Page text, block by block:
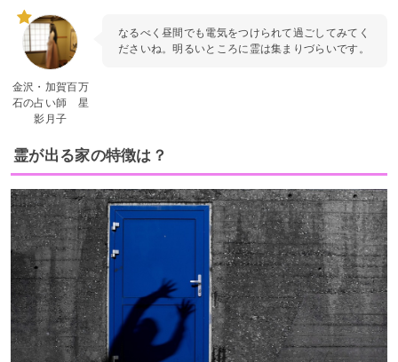
金沢・加賀百万
石の占い師 星
影月子
なるべく昼間でも電気をつけられて過ごしてみてく
ださいね。明るいところに霊は集まりづらいです。
霊が出る家の特徴は？